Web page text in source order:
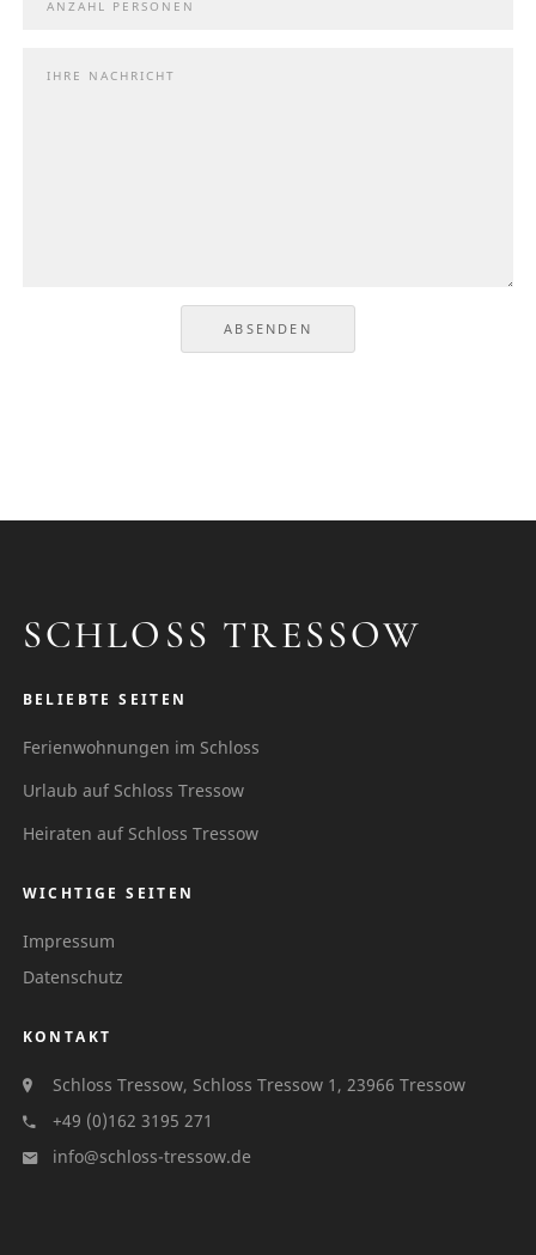
ABSENDEN
SCHLOSS TRESSOW
BELIEBTE SEITEN
Ferienwohnungen im Schloss
Urlaub auf Schloss Tressow
Heiraten auf Schloss Tressow
WICHTIGE SEITEN
Impressum
Datenschutz
KONTAKT
Schloss Tressow, Schloss Tressow 1, 23966 Tressow
+49 (0)162 3195 271
info@schloss-tressow.de